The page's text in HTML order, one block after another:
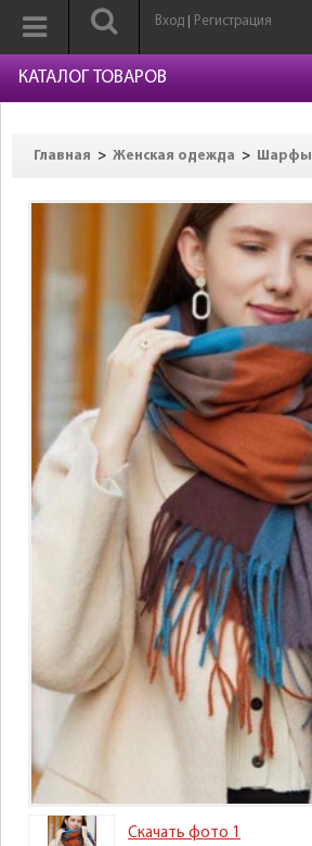
Вход Регистрация
КАТАЛОГ ТОВАРОВ
Главная > Женская одежда > Шарфы
Скачать фото 1